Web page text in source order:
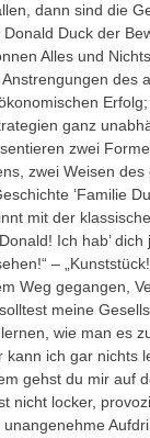
dann sind die
Duck der
Alles und
des
ganz
zwei
zwei Weisen des
‘Familie
mit der
Ich hab’ dich
–
Weg gegangen,
meine
wie man es
kann ich gar nichts
gehst du mir auf
nicht locker,